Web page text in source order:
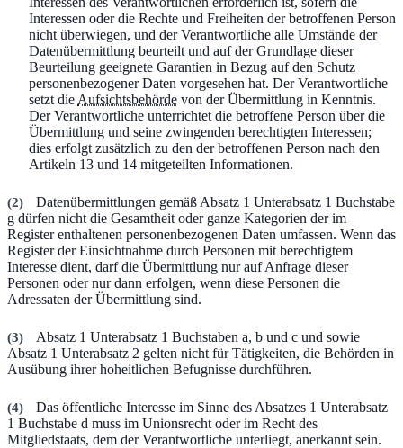
Interessen oder die Rechte und Freiheiten der betroffenen Person
nicht überwiegen, und der Verantwortliche alle Umstände der
Datenübermittlung beurteilt und auf der Grundlage dieser
Beurteilung geeignete Garantien in Bezug auf den Schutz
personenbezogener Daten vorgesehen hat. Der Verantwortliche
setzt die Aufsichtsbehörde von der Übermittlung in Kenntnis.
Der Verantwortliche unterrichtet die betroffene Person über die
Übermittlung und seine zwingenden berechtigten Interessen;
dies erfolgt zusätzlich zu den der betroffenen Person nach den
Artikeln 13 und 14 mitgeteilten Informationen.
(2)
Datenübermittlungen gemäß Absatz 1 Unterabsatz 1 Buchstabe
g dürfen nicht die Gesamtheit oder ganze Kategorien der im
Register enthaltenen personenbezogenen Daten umfassen. Wenn das
Register der Einsichtnahme durch Personen mit berechtigtem
Interesse dient, darf die Übermittlung nur auf Anfrage dieser
Personen oder nur dann erfolgen, wenn diese Personen die
Adressaten der Übermittlung sind.
(3)
Absatz 1 Unterabsatz 1 Buchstaben a, b und c und sowie
Absatz 1 Unterabsatz 2 gelten nicht für Tätigkeiten, die Behörden in
Ausübung ihrer hoheitlichen Befugnisse durchführen.
(4)
Das öffentliche Interesse im Sinne des Absatzes 1 Unterabsatz
1 Buchstabe d muss im Unionsrecht oder im Recht des
Mitgliedstaats, dem der Verantwortliche unterliegt, anerkannt sein.